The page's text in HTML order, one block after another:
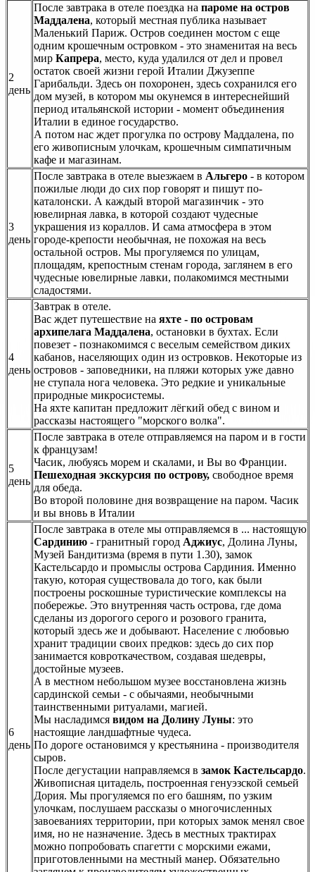
2
день
После завтрака в отеле поездка на пароме на остров
Маддалена, который местная публика называет
Маленький Париж. Остров соединен мостом с еще
одним крошечным островком - это знаменитая на весь
мир Капрера, место, куда удалился от дел и провел
остаток своей жизни герой Италии Джузеппе
Гарибальди. Здесь он похоронен, здесь сохранился его
дом музей, в котором мы окунемся в интереснейший
период итальянской истории - момент объединения
Италии в единое государство.
А потом нас ждет прогулка по острову Маддалена, по
его живописным улочкам, крошечным симпатичным
кафе и магазинам.
3
день
После завтрака в отеле выезжаем в Альгеро - в котором
пожилые люди до сих пор говорят и пишут по-
каталонски. А каждый второй магазинчик - это
ювелирная лавка, в которой создают чудесные
украшения из кораллов. И сама атмосфера в этом
городе-крепости необычная, не похожая на весь
остальной остров. Мы прогуляемся по улицам,
площадям, крепостным стенам города, заглянем в его
чудесные ювелирные лавки, полакомимся местными
сладостями.
4
день
Завтрак в отеле.
Вас ждет путешествие на яхте - по островам
архипелага Маддалена, остановки в бухтах. Если
повезет - познакомимся с веселым семейством диких
кабанов, населяющих один из островков. Некоторые из
островов - заповедники, на пляжи которых уже давно
не ступала нога человека. Это редкие и уникальные
природные микросистемы.
На яхте капитан предложит лёгкий обед с вином и
рассказы настоящего "морского волка".
5
день
После завтрака в отеле отправляемся на паром и в гости
к французам!
Часик, любуясь морем и скалами, и Вы во Франции.
Пешеходная экскурсия по острову, свободное время
для обеда.
Во второй половине дня возвращение на паром. Часик
и вы вновь в Италии
6
день
После завтрака в отеле мы отправляемся в ... настоящую
Сардинию - гранитный город Аджиус, Долина Луны,
Музей Бандитизма (время в пути 1.30), замок
Кастельсардо и промыслы острова Сардиния. Именно
такую, которая существовала до того, как были
построены роскошные туристические комплексы на
побережье. Это внутренняя часть острова, где дома
сделаны из дорогого серого и розового гранита,
который здесь же и добывают. Население с любовью
хранит традиции своих предков: здесь до сих пор
занимается ковроткачеством, создавая шедевры,
достойные музеев.
А в местном небольшом музее восстановлена жизнь
сардинской семьи - с обычаями, необычными
таинственными ритуалами, магией.
Мы насладимся видом на Долину Луны: это
настоящие ландшафтные чудеса.
По дороге остановимся у крестьянина - производителя
сыров.
После дегустации направляемся в замок Кастельсардо.
Живописная цитадель, построенная генуэзской семьей
Дория. Мы прогуляемся по его башням, по узким
улочкам, послушаем рассказы о многочисленных
завоеваниях территории, при которых замок менял свое
имя, но не назначение. Здесь в местных трактирах
можно попробовать спагетти с морскими ежами,
приготовленными на местный манер. Обязательно